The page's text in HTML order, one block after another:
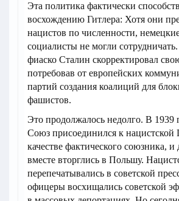
Эта политика фактически
восхождению Гитлера: Хотя они
нацистов по численности,
социалисты не могли
фиаско Сталин скорректировал
потребовав от европейских
партий создания коалиций для
фашистов.
Это продолжалось недолго. В 1939
Союз присоединился к нацистской
качестве фактического союзника,
вместе вторглись в Польшу.
перепечатывались в советской
офицеры восхищались советской